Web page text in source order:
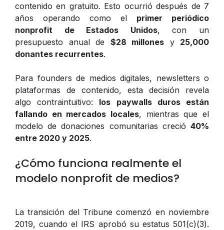
contenido en gratuito. Esto ocurrió después de 7
años operando como el primer periódico
nonprofit de Estados Unidos, con un
presupuesto anual de $28 millones y 25,000
donantes recurrentes.
Para founders de medios digitales, newsletters o
plataformas de contenido, esta decisión revela
algo contraintuitivo: los paywalls duros están
fallando en mercados locales, mientras que el
modelo de donaciones comunitarias creció 40%
entre 2020 y 2025.
¿Cómo funciona realmente el
modelo nonprofit de medios?
La transición del Tribune comenzó en noviembre
2019, cuando el IRS aprobó su estatus 501(c)(3).